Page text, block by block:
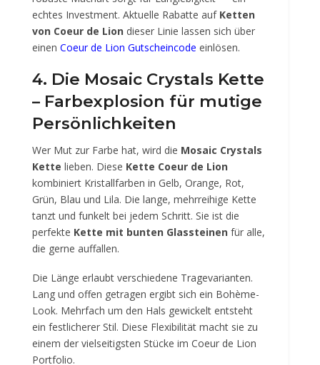
echtes Investment. Aktuelle Rabatte auf Ketten
von Coeur de Lion dieser Linie lassen sich über
einen Coeur de Lion Gutscheincode einlösen.
4. Die Mosaic Crystals Kette
– Farbexplosion für mutige
Persönlichkeiten
Wer Mut zur Farbe hat, wird die Mosaic Crystals
Kette lieben. Diese Kette Coeur de Lion
kombiniert Kristallfarben in Gelb, Orange, Rot,
Grün, Blau und Lila. Die lange, mehrreihige Kette
tanzt und funkelt bei jedem Schritt. Sie ist die
perfekte Kette mit bunten Glassteinen für alle,
die gerne auffallen.
Die Länge erlaubt verschiedene Tragevarianten.
Lang und offen getragen ergibt sich ein Bohème-
Look. Mehrfach um den Hals gewickelt entsteht
ein festlicherer Stil. Diese Flexibilität macht sie zu
einem der vielseitigsten Stücke im Coeur de Lion
Portfolio.